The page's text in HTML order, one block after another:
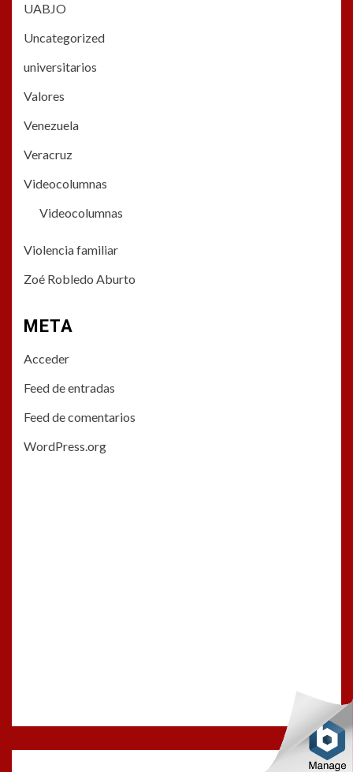
UABJO
Uncategorized
universitarios
Valores
Venezuela
Veracruz
Videocolumnas
Videocolumnas
Violencia familiar
Zoé Robledo Aburto
META
Acceder
Feed de entradas
Feed de comentarios
WordPress.org